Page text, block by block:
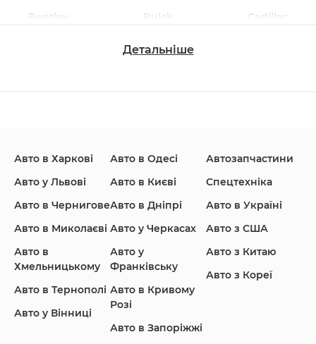
Bentley Buick Cadillac
Infiniti Jaguar Jeep
Land Rover
Детальніше
Авто в Харкові
Авто у Львові
Авто в Чернигове
Авто в Миколаєві
Авто в
Хмельницькому
Авто в Тернополі
Авто у Вінниці
Авто в Одесі
Авто в Києві
Авто в Дніпрі
Авто у Черкасах
Авто у
Франківську
Авто в Кривому
Розі
Авто в Запоріжжі
Автозапчастини
Спецтехніка
Авто в Україні
Авто з США
Авто з Китаю
Авто з Кореї